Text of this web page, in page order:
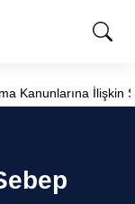
Kanunlarına İlişkin